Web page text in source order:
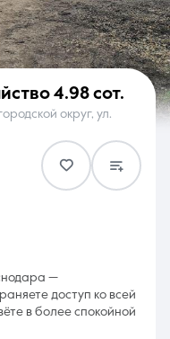
20:00
4.98 сот.
округ, ул.
—
доступ ко всей
в более спокойной